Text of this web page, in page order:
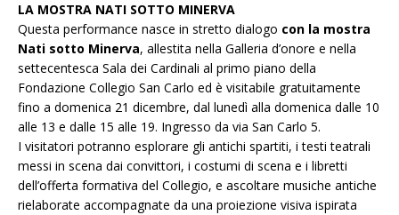
LA MOSTRA NATI SOTTO MINERVA
Questa performance nasce in stretto dialogo con la mostra
Nati sotto Minerva, allestita nella Galleria d’onore e nella
settecentesca Sala dei Cardinali al primo piano della
Fondazione Collegio San Carlo ed è visitabile gratuitamente
fino a domenica 21 dicembre, dal lunedì alla domenica dalle 10
alle 13 e dalle 15 alle 19. Ingresso da via San Carlo 5.
I visitatori potranno esplorare gli antichi spartiti, i testi teatrali
messi in scena dai convittori, i costumi di scena e i libretti
dell’offerta formativa del Collegio, e ascoltare musiche antiche
rielaborate accompagnate da una proiezione visiva ispirata